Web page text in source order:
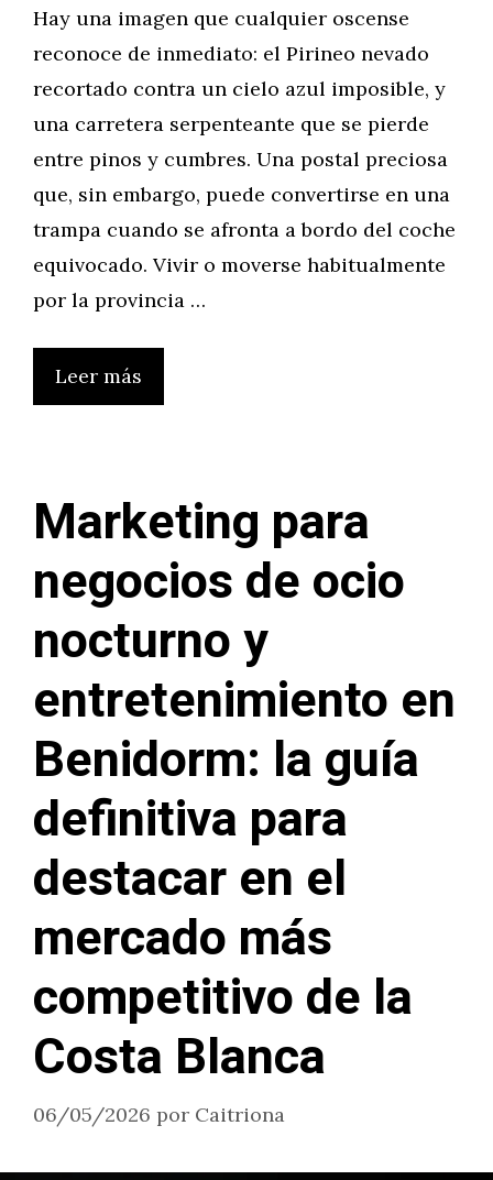
Hay una imagen que cualquier oscense
reconoce de inmediato: el Pirineo nevado
recortado contra un cielo azul imposible, y
una carretera serpenteante que se pierde
entre pinos y cumbres. Una postal preciosa
que, sin embargo, puede convertirse en una
trampa cuando se afronta a bordo del coche
equivocado. Vivir o moverse habitualmente
por la provincia …
Leer más
Marketing para
negocios de ocio
nocturno y
entretenimiento en
Benidorm: la guía
definitiva para
destacar en el
mercado más
competitivo de la
Costa Blanca
06/05/2026 por Caitriona